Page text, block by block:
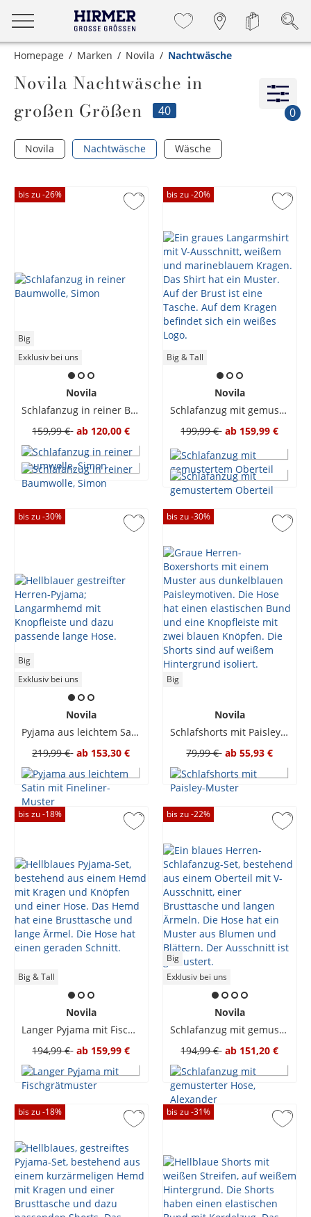
Homepage Marken Novila Nachtwäsche
Novila Nachtwäsche in
großen Größen
40 0
Novila Nachtwäsche Wäsche
bis zu -26%
Big
Exklusiv bei uns
Novila
Schlafanzug in reiner Baumwolle, Simon
159,99 € ab 120,00 €
bis zu -20%
Big & Tall
Novila
Schlafanzug mit gemustertem Oberteil
199,99 € ab 159,99 €
bis zu -30%
Big
Exklusiv bei uns
Novila
Pyjama aus leichtem Satin mit Fineliner-Muster
219,99 € ab 153,30 €
bis zu -30%
Big
Novila
Schlafshorts mit Paisley-Muster
79,99 € ab 55,93 €
bis zu -18%
Big & Tall
Novila
Langer Pyjama mit Fischgrätmuster
194,99 € ab 159,99 €
bis zu -22%
Big
Exklusiv bei uns
Novila
Schlafanzug mit gemusterter Hose, Alexander
194,99 € ab 151,20 €
bis zu -18% bis zu -31%